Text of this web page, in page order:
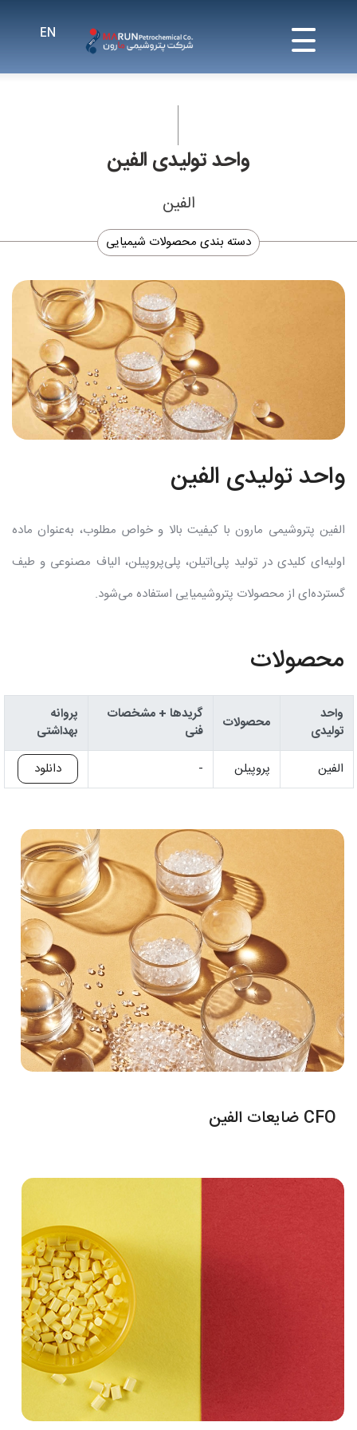
واحد تولیدی الفین
الفین
دسته بندی محصولات شیمیایی
واحد تولیدی الفین
الفین پتروشیمی مارون با کیفیت بالا و خواص مطلوب، به‌عنوان ماده
اولیه‌ای کلیدی در تولید پلی‌اتیلن، پلی‌پروپیلن، الیاف مصنوعی و طیف
گسترده‌ای از محصولات پتروشیمیایی استفاده می‌شود.
محصولات
واحد
تولیدی
محصولات
گریدها + مشخصات
فنی
پروانه
بهداشتی
الفین
پروپیلن - دانلود
CFO ضایعات الفین